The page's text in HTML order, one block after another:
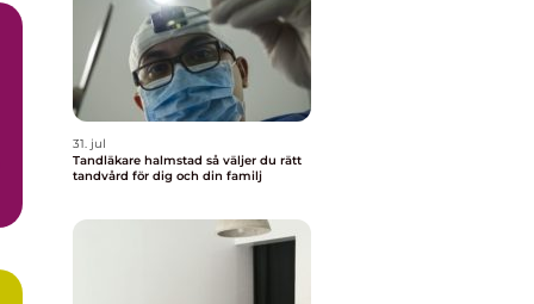
31. jul
Tandläkare halmstad så väljer du rätt
tandvård för dig och din familj